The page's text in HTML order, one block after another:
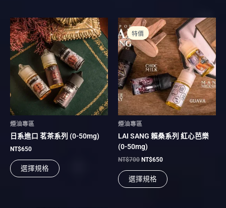
煙油專區
日系進口 茗茶系列 (0-50mg)
NT$650
選擇規格
此
產
品
有
多
種
款
式。
可
在
品
選
特價
煙油專區
LAI SANG 賴桑系列 紅心芭樂
(0-50mg)
NT$700
原
始
價
格：
NT$700。
NT$650
目
前
價
格：
NT$650。
選擇規格
此
產
品
有
多
種
款
式。
可
在
品
擇